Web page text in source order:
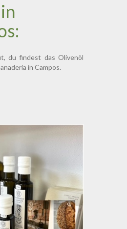
du findest das Olivenöl
in Campos.